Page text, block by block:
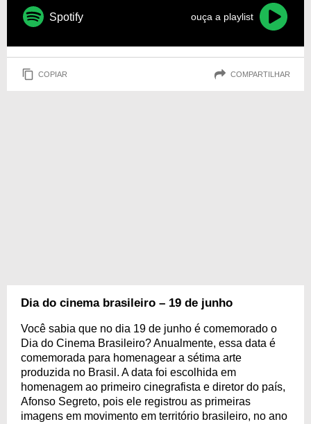
Spotify ouça a playlist
COPIAR COMPARTILHAR
Dia do cinema brasileiro – 19 de junho
Você sabia que no dia 19 de junho é comemorado o
Dia do Cinema Brasileiro? Anualmente, essa data é
comemorada para homenagear a sétima arte
produzida no Brasil. A data foi escolhida em
homenagem ao primeiro cinegrafista e diretor do país,
Afonso Segreto, pois ele registrou as primeiras
imagens em movimento em território brasileiro, no ano